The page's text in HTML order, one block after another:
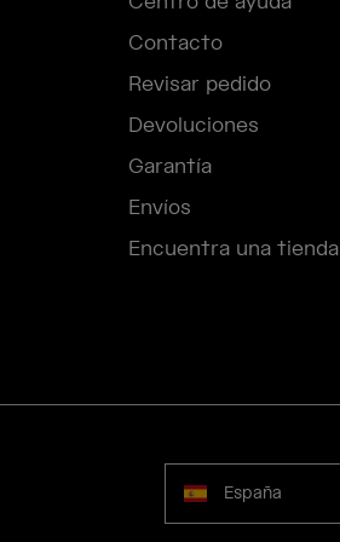
Contacto
Revisar pedido
Devoluciones
Garantía
Envíos
Encuentra una tienda
España